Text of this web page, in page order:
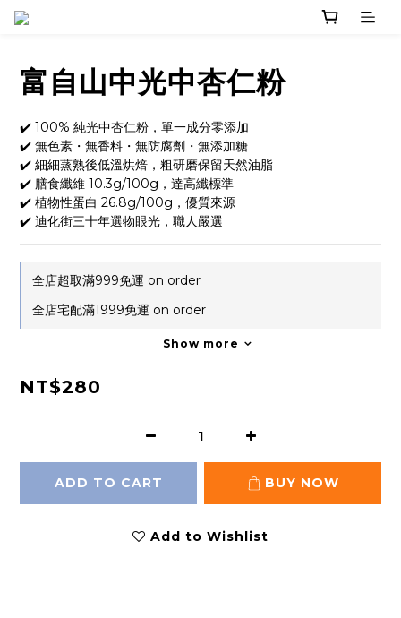
富自山中光中杏仁粉
✔️ 100% 純光中杏仁粉，單一成分零添加
✔️ 無色素・無香料・無防腐劑・無添加糖
✔️ 細細蒸熟後低溫烘焙，粗研磨保留天然油脂
✔️ 膳食纖維 10.3g/100g，達高纖標準
✔️ 植物性蛋白 26.8g/100g，優質來源
✔️ 迪化街三十年選物眼光，職人嚴選
全店超取滿999免運 on order
全店宅配滿1999免運 on order
Show more
NT$280
ADD TO CART BUY NOW
Add to Wishlist